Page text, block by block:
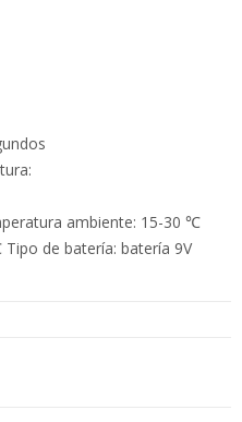
ambiente: 15-30 ℃
de batería: batería 9V